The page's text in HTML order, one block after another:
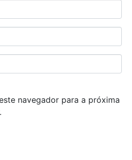
navegador para a próxima